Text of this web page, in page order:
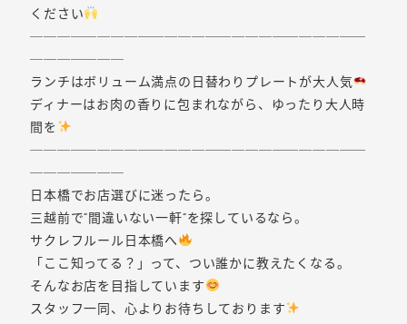
ください
─────────────────────────
───────
ランチはボリューム満点の日替わりプレートが大人気
ディナーはお肉の香りに包まれながら、ゆったり大人時
間を
─────────────────────────
───────
日本橋でお店選びに迷ったら。
三越前で“間違いない一軒”を探しているなら。
サクレフルール日本橋へ
「ここ知ってる？」って、つい誰かに教えたくなる。
そんなお店を目指しています
スタッフ一同、心よりお待ちしております